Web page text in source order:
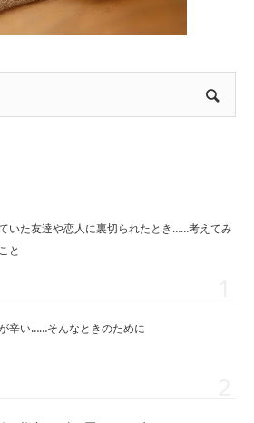
いた友達や恋人に裏切られたとき……考えてみ
と
辛い……そんなときのために